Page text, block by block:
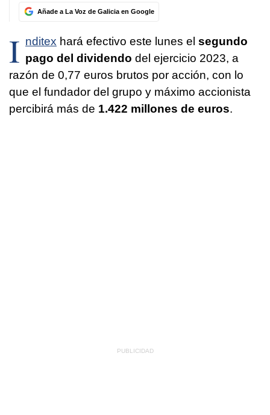
Añade a La Voz de Galicia en Google
I nditex hará efectivo este lunes el segundo
pago del dividendo del ejercicio 2023, a
razón de 0,77 euros brutos por acción, con lo
que el fundador del grupo y máximo accionista
percibirá más de 1.422 millones de euros.